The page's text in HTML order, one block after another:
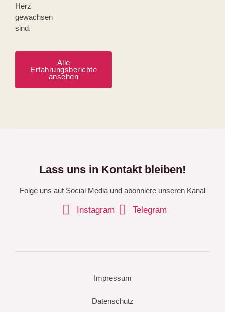
Herz
gewachsen
sind.
Alle
Erfahrungsberichte
ansehen
Lass uns in Kontakt bleiben!
Folge uns auf Social Media und abonniere unseren Kanal
Instagram Telegram
Impressum
Datenschutz